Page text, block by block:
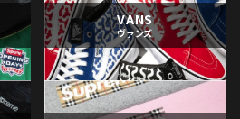
VANS
ヴァンズ